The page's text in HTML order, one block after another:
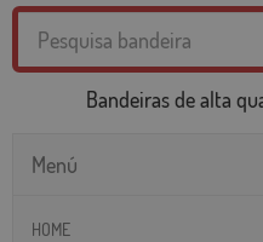
Bandeiras de alta
Menú
HOME